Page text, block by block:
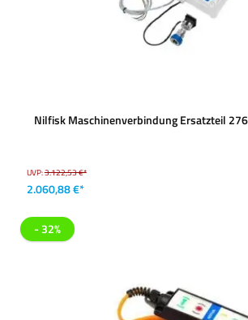
Nilfisk Maschinenverbindung Ersatzteil
UVP:3.122,53 €*
2.060,88 €*
- 32%